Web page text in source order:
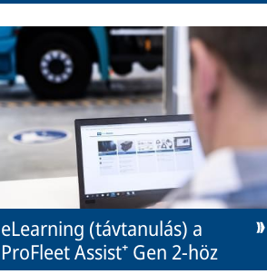
eLearning (távtanulás) a
ProFleet Assist⁺ Gen 2-höz